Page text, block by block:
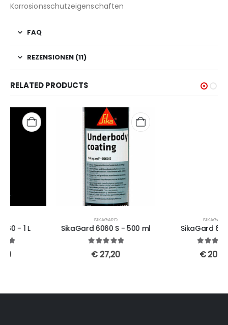
Korrosionsschutzeigenschaften
FAQ
REZENSIONEN (11)
RELATED PRODUCTS
SikaGard 6060 S - 500 ml SikaGard 6440 - 1 L